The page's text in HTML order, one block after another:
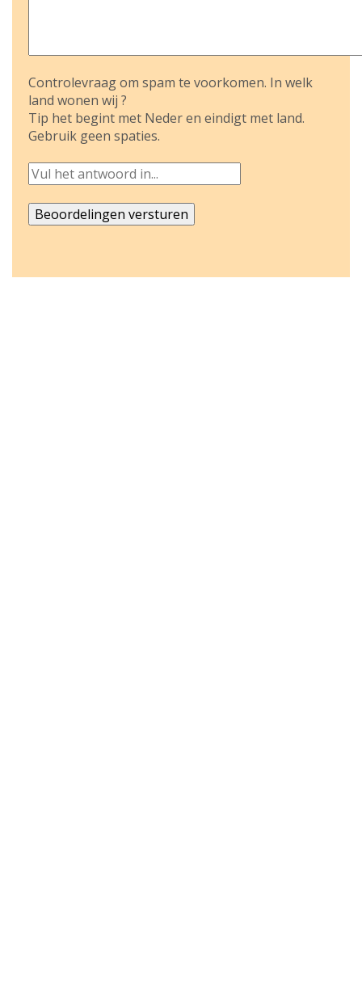
Controlevraag om spam te voorkomen. In welk
land wonen wij ?
Tip het begint met Neder en eindigt met land.
Gebruik geen spaties.